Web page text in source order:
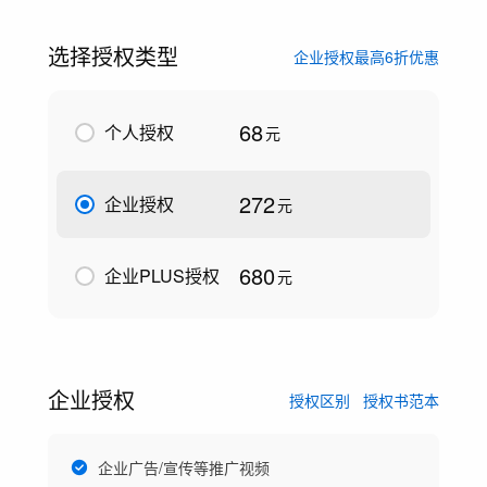
选择授权类型 企业授权最高6折优惠
个人授权 68元
企业授权 272元
企业PLUS授权 680元
企业授权 授权区别 授权书范本
企业广告/宣传等推广视频